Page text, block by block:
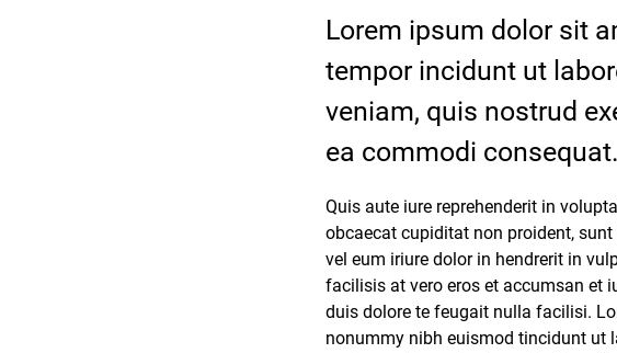
Lorem ipsum dolor sit
tempor incidunt ut
veniam, quis nostrud
ea commodi consequat.
Quis aute iure reprehenderit in
obcaecat cupiditat non proident,
vel eum iriure dolor in hendrerit in
facilisis at vero eros et accumsan et
duis dolore te feugait nulla facilisi.
nonummy nibh euismod tincidunt ut